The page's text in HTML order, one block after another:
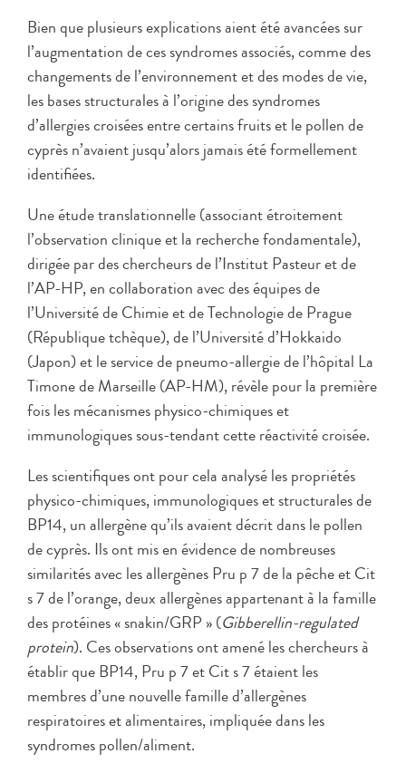
Bien que plusieurs explications aient été avancées sur
l’augmentation de ces syndromes associés, comme des
changements de l’environnement et des modes de vie,
les bases structurales à l’origine des syndromes
d’allergies croisées entre certains fruits et le pollen de
cyprès n’avaient jusqu’alors jamais été formellement
identifiées.
Une étude translationnelle (associant étroitement
l’observation clinique et la recherche fondamentale),
dirigée par des chercheurs de l’Institut Pasteur et de
l’AP-HP, en collaboration avec des équipes de
l’Université de Chimie et de Technologie de Prague
(République tchèque), de l’Université d’Hokkaido
(Japon) et le service de pneumo-allergie de l’hôpital La
Timone de Marseille (AP-HM), révèle pour la première
fois les mécanismes physico-chimiques et
immunologiques sous-tendant cette réactivité croisée.
Les scientifiques ont pour cela analysé les propriétés
physico-chimiques, immunologiques et structurales de
BP14, un allergène qu’ils avaient décrit dans le pollen
de cyprès. Ils ont mis en évidence de nombreuses
similarités avec les allergènes Pru p 7 de la pêche et Cit
s 7 de l’orange, deux allergènes appartenant à la famille
des protéines « snakin/GRP » (Gibberellin-regulated
protein). Ces observations ont amené les chercheurs à
établir que BP14, Pru p 7 et Cit s 7 étaient les
membres d’une nouvelle famille d’allergènes
respiratoires et alimentaires, impliquée dans les
syndromes pollen/aliment.